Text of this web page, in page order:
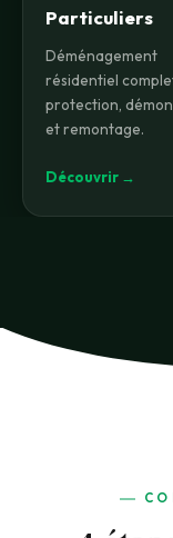
Particuliers
Déménagement
résidentiel
protection,
et remontage.
Découvrir →